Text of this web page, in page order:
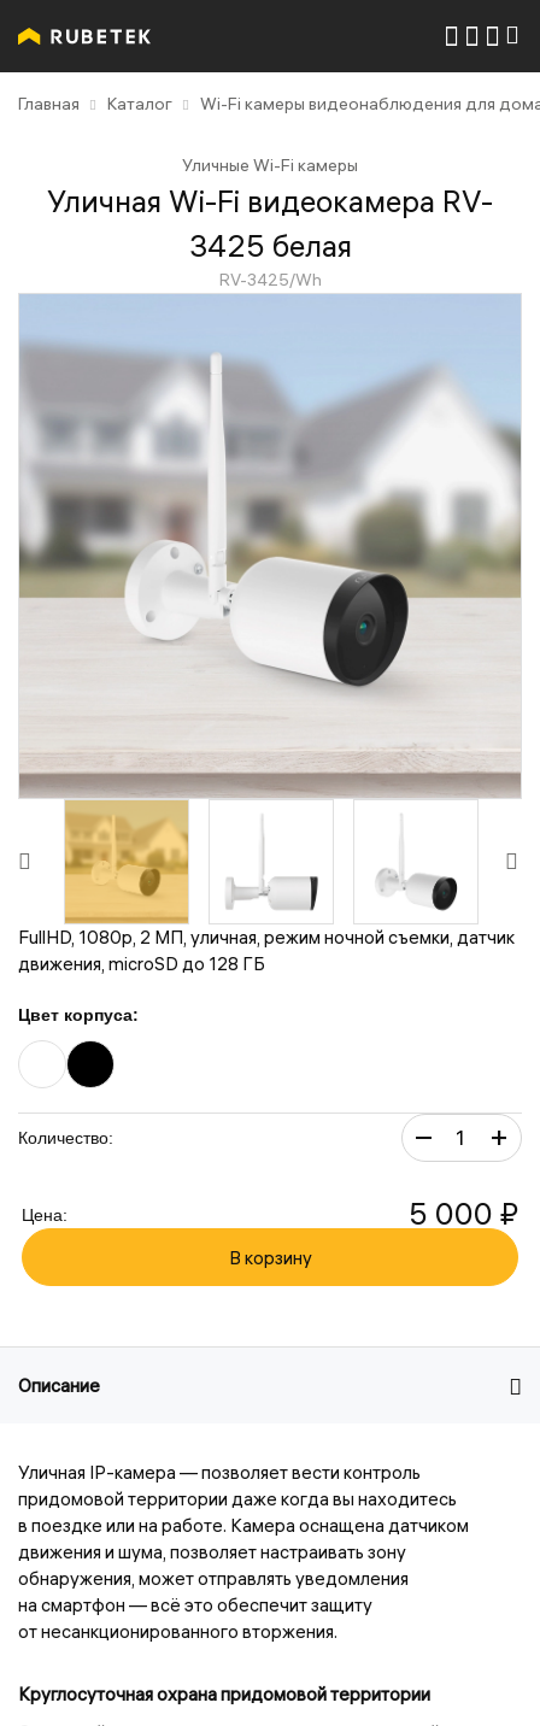
Главная Каталог Wi-Fi камеры видеонаблюдения для
Уличные Wi-Fi камеры
Уличная Wi-Fi видеокамера RV-
3425 белая
RV-3425/Wh
FullHD, 1080p, 2 МП, уличная, режим ночной съемки, датчик
движения, microSD до 128 ГБ
Цвет корпуса:
Количество: – +
Цена: 5 000 ₽
В корзину
Описание
Уличная IP-камера — позволяет вести контроль
придомовой территории даже когда вы находитесь
в поездке или на работе. Камера оснащена датчиком
движения и шума, позволяет настраивать зону
обнаружения, может отправлять уведомления
на смартфон — всё это обеспечит защиту
от несанкционированного вторжения.
Круглосуточная охрана придомовой территории